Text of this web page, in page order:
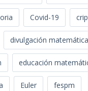
Covid-19
divulgación matemática
educación
Euler fespm